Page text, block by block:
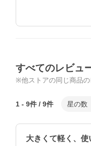
すべてのレビュ
※他ストアの同じ商品の
1 - 9件 / 9件 星の数
大きくて軽く、